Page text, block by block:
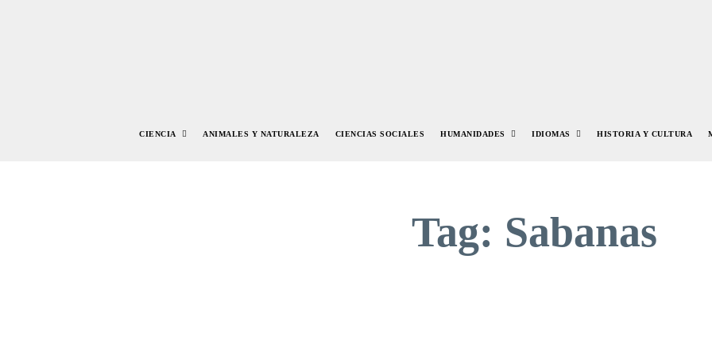
CIENCIA ANIMALES Y NATURALEZA CIENCIAS SOCIALES HUMANIDADES IDIOMAS HISTORIA Y CULTURA
Tag: Sabanas